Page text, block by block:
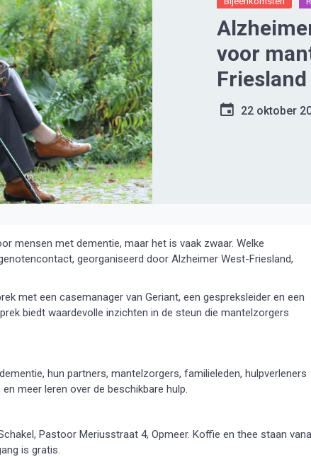
voor
Friesland
22 oktober
mensen met dementie, maar het is vaak zwaar. Welke
georganiseerd door Alzheimer West-Friesland,
met een casemanager van Geriant, een gespreksleider en een
biedt waardevolle inzichten in de steun die mantelzorgers
hun partners, mantelzorgers, familieleden, hulpverleners
meer leren over de beschikbare hulp.
Pastoor Meriusstraat 4, Opmeer. Koffie en thee staan
is gratis.